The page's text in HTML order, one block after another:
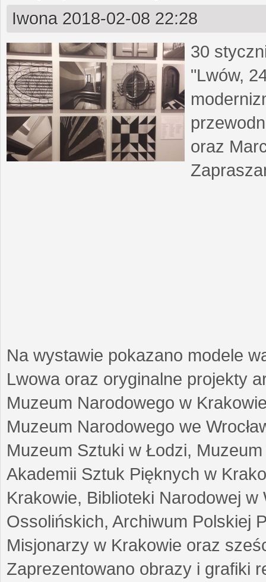
Iwona 2018-02-08 22:28
30
"Lwów,
oraz
Na wystawie pokazano modele
Lwowa oraz oryginalne projekty
Muzeum Narodowego w
Muzeum Narodowego we
Muzeum Sztuki w Łodzi,
Akademii Sztuk Pięknych w
Krakowie, Biblioteki Narodowej
Ossolińskich, Archiwum Polskiej
Misjonarzy w Krakowie oraz
Zaprezentowano obrazy i grafiki